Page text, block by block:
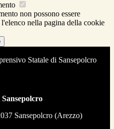
non possono essere
nella pagina della cookie
Statale di Sansepolcro
Sansepolcro (Arezzo)